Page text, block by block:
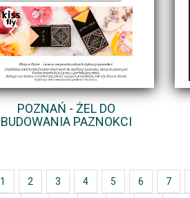
POZNAŃ - ŻEL DO
BUDOWANIA PAZNOKCI
1 2 3 4 5 6 7